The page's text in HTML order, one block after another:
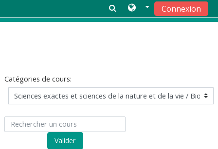
Connexion
Catégories de cours:
Valider